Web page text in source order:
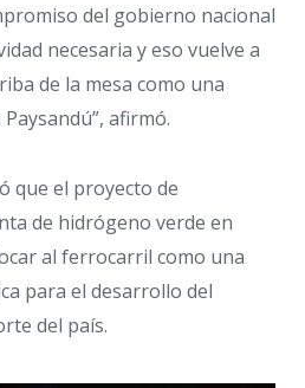
del gobierno nacional
necesaria y eso vuelve a
de la mesa como una
afirmó.
que el proyecto de
de hidrógeno verde en
al ferrocarril como una
para el desarrollo del
del país.